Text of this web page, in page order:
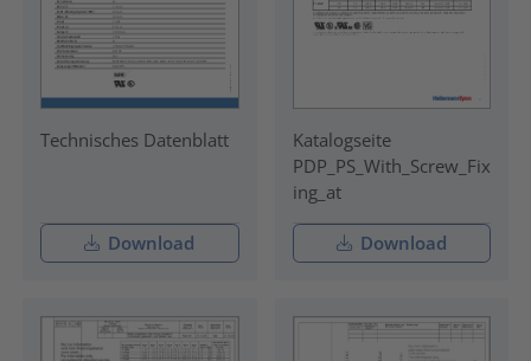
Technisches Datenblatt
Download
Katalogseite
PDP_PS_With_Screw_Fix
ing_at
Download